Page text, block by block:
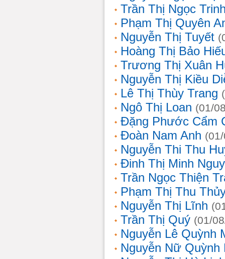
Trần Thị Ngọc
Phạm Thị Quyên
Nguyễn Thị Tuyết
Hoàng Thị Bảo
Trương Thị Xuân
Nguyễn Thị Kiều
Lê Thị Thùy Trang
Ngô Thị Loan (01/
Đặng Phước Cẩm
Đoàn Nam Anh
Nguyễn Thi Thu
Đinh Thị Minh
Trần Ngọc Thiện
Phạm Thị Thu
Nguyễn Thị Lĩnh
Trần Thị Quý (01/
Nguyễn Lê Quỳnh
Nguyễn Nữ